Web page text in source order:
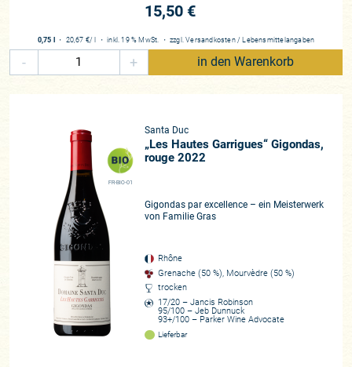
15,50 €
0,75 l ・ 20,67 €/ l ・inkl. 19 % MwSt. ・ zzgl.Versandkosten / Lebensmittelangaben
- + in den Warenkorb
FR-BIO-01
Santa Duc
„Les Hautes Garrigues“ Gigondas,
rouge 2022
Gigondas par excellence – ein Meisterwerk
von Familie Gras
Rhône
Grenache (50 %), Mourvèdre (50 %)
trocken
17/20 – Jancis Robinson
95/100 – Jeb Dunnuck
93+/100 – Parker Wine Advocate
Lieferbar